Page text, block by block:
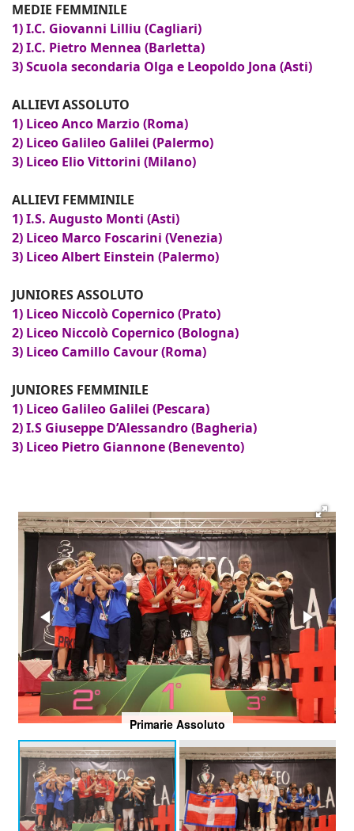
MEDIE FEMMINILE
1) I.C. Giovanni Lilliu (Cagliari)
2) I.C. Pietro Mennea (Barletta)
3) Scuola secondaria Olga e Leopoldo Jona (Asti)
ALLIEVI ASSOLUTO
1) Liceo Anco Marzio (Roma)
2) Liceo Galileo Galilei (Palermo)
3) Liceo Elio Vittorini (Milano)
ALLIEVI FEMMINILE
1) I.S. Augusto Monti (Asti)
2) Liceo Marco Foscarini (Venezia)
3) Liceo Albert Einstein (Palermo)
JUNIORES ASSOLUTO
1) Liceo Niccolò Copernico (Prato)
2) Liceo Niccolò Copernico (Bologna)
3) Liceo Camillo Cavour (Roma)
JUNIORES FEMMINILE
1) Liceo Galileo Galilei (Pescara)
2) I.S Giuseppe D’Alessandro (Bagheria)
3) Liceo Pietro Giannone (Benevento)
Primarie Assoluto